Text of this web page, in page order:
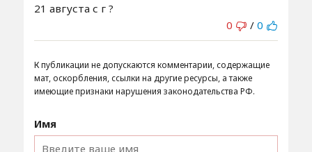
21 августа с г ?
0
/ 0
К публикации не допускаются комментарии, содержащие
мат, оскорбления, ссылки на другие ресурсы, а также
имеющие признаки нарушения законодательства РФ.
Имя